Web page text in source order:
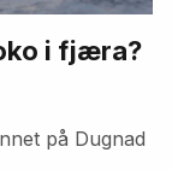
i fjæra?
på Dugnad